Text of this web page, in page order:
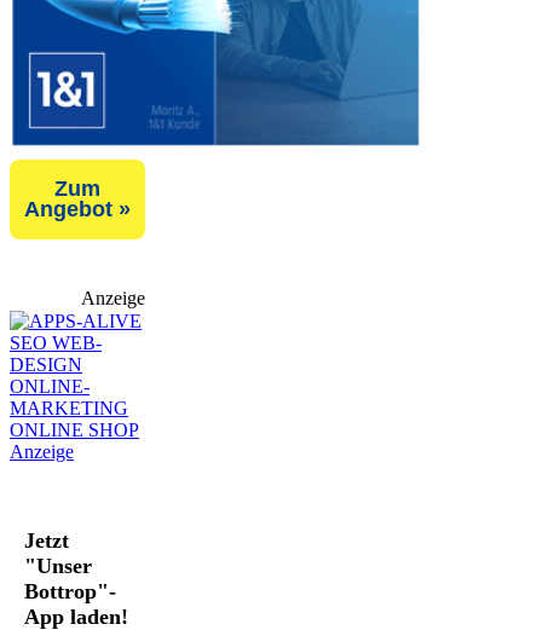
Zum
Angebot »
Anzeige
Jetzt
"Unser
Bottrop"-
App laden!